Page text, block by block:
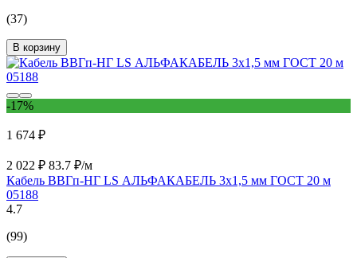
(37)
В корзину
-17%
1 674 ₽
2 022 ₽ 83.7 ₽/м
Кабель ВВГп-НГ LS АЛЬФАКАБЕЛЬ 3х1,5 мм ГОСТ 20 м
05188
4.7
(99)